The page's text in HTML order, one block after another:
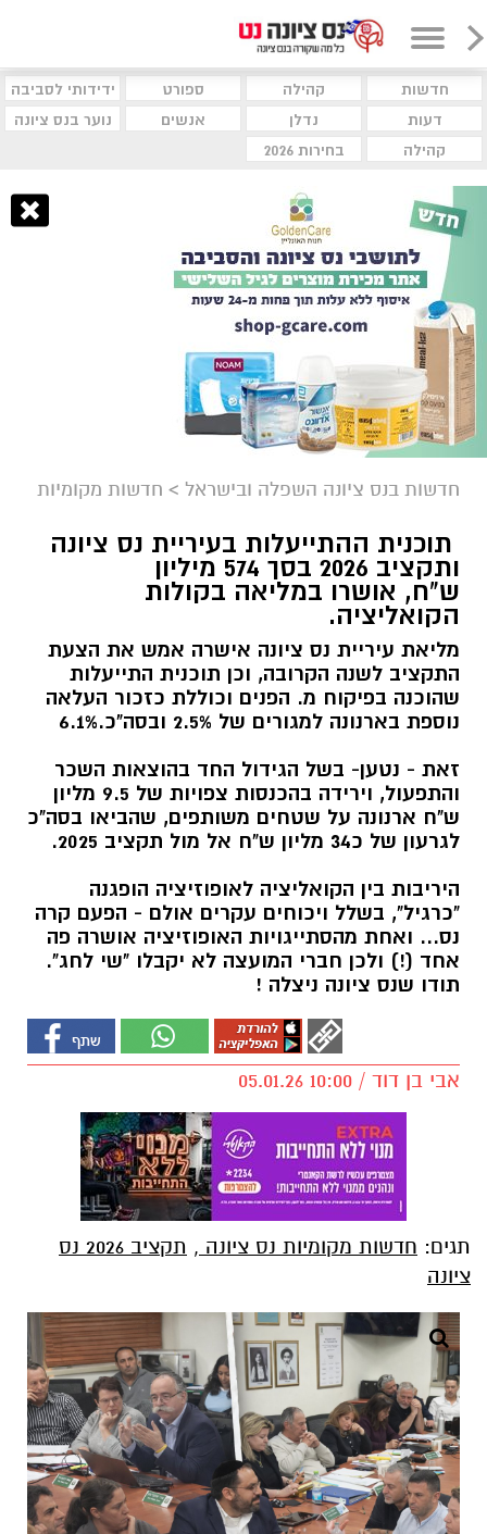
חדשות קהילה ספורט
ידידותי לסביבה
דעות
נדלן אנשים
נוער בנס ציונה
קהילה
בחירות 2026
חדשות בנס ציונה השפלה ובישראל > חדשות מקומיות
תוכנית ההתייעלות בעיריית נס ציונה
ותקציב 2026 בסך 574 מיליון
ש"ח, אושרו במליאה בקולות
הקואליציה.
מליאת עיריית נס ציונה אישרה אמש את הצעת
התקציב לשנה הקרובה, וכן תוכנית התייעלות
שהוכנה בפיקוח מ. הפנים וכוללת כזכור העלאה
נוספת בארנונה למגורים של 2.5% ובסה"כ.6.1%
זאת - נטען- בשל הגידול החד בהוצאות השכר
והתפעול, וירידה בהכנסות צפויות של 9.5 מליון
ש"ח ארנונה על שטחים משותפים, שהביאו בסה"כ
לגרעון של כ34 מליון ש"ח אל מול תקציב 2025.
היריבות בין הקואליציה לאופוזיציה הופגנה
"כרגיל", בשלל ויכוחים עקרים אולם - הפעם קרה
נס... ואחת מהסתייגויות האופוזיציה אושרה פה
אחד (!) ולכן חברי המועצה לא יקבלו "שי לחג".
תודו שנס ציונה ניצלה !
אבי בן דוד / 10:00 05.01.26
תגים: חדשות מקומיות נס ציונה ,
תקציב 2026 נס
ציונה